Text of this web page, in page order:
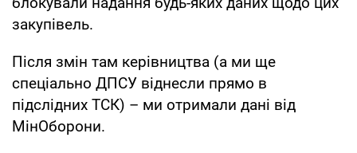
закупівель.
Після змін там керівництва (а ми ще
спеціально ДПСУ віднесли прямо в
підслідних ТСК) – ми отримали дані від
МінОборони.